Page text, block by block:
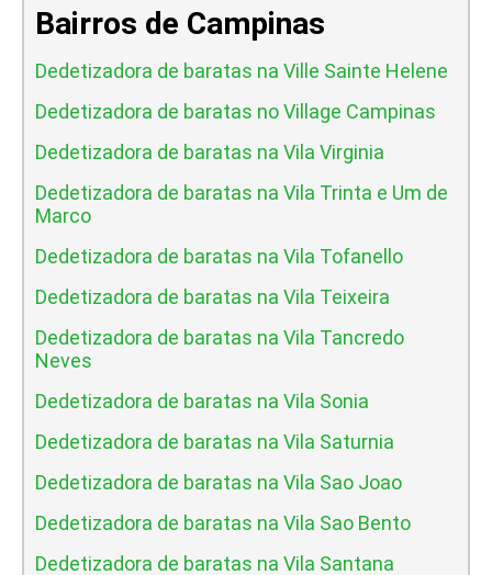
Bairros de Campinas
Dedetizadora de baratas na Ville Sainte Helene
Dedetizadora de baratas no Village Campinas
Dedetizadora de baratas na Vila Virginia
Dedetizadora de baratas na Vila Trinta e Um de
Marco
Dedetizadora de baratas na Vila Tofanello
Dedetizadora de baratas na Vila Teixeira
Dedetizadora de baratas na Vila Tancredo
Neves
Dedetizadora de baratas na Vila Sonia
Dedetizadora de baratas na Vila Saturnia
Dedetizadora de baratas na Vila Sao Joao
Dedetizadora de baratas na Vila Sao Bento
Dedetizadora de baratas na Vila Santana